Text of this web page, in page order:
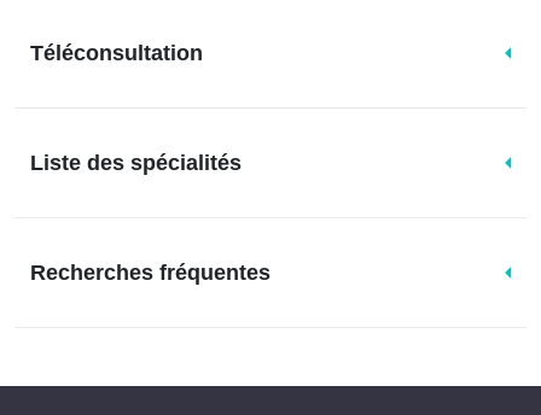
Téléconsultation
Liste des spécialités
Recherches fréquentes